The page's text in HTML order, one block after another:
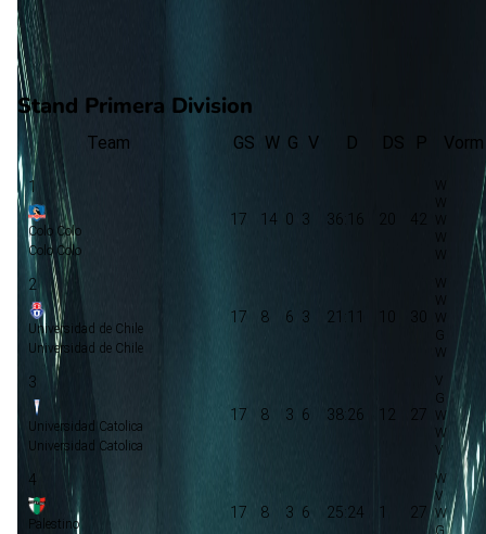
6 verloren
vorm
Stand Primera Division
Team GS W G V D DS P Vorm
1
Colo Colo
Colo Colo
17 14 0 3 36:16
2
Universidad de Chile
Universidad de Chile
17 8 6 3 21:11 30
3
Universidad Catolica
Universidad Catolica
17 8 3 6 38:26 12 27
4
Palestino
17 8 3 6 25:24 1 27